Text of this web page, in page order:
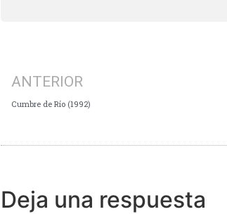
ANTERIOR
Cumbre de Río (1992)
Deja una respuesta